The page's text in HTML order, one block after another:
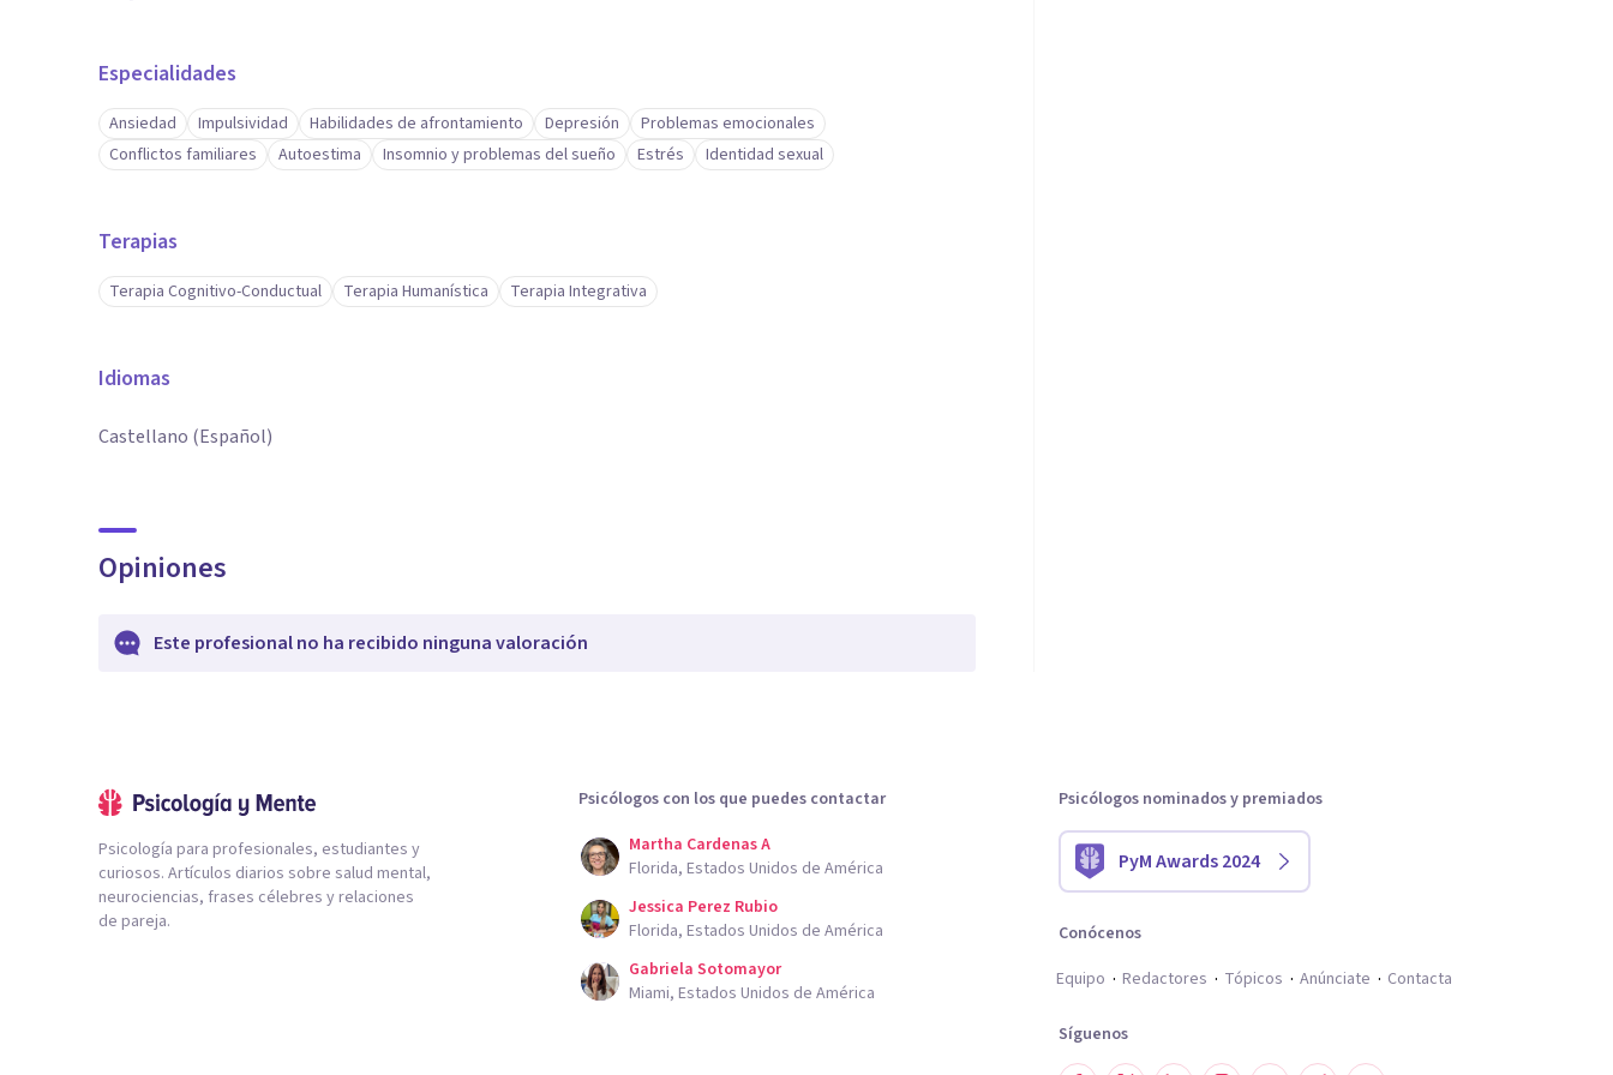
Especialidades
Ansiedad Impulsividad Habilidades de afrontamiento Depresión
Problemas emocionales
Conflictos familiares
Autoestima Insomnio y problemas del sueño Estrés Identidad sexual
Terapias
Terapia Cognitivo-Conductual Terapia Humanística Terapia Integrativa
Idiomas
Castellano (Español)
Opiniones
Este profesional no ha recibido ninguna valoración
Psicología para profesionales, estudiantes y
curiosos. Artículos diarios sobre salud mental,
neurociencias, frases célebres y relaciones
de pareja.
Psicólogos con los que puedes contactar
Martha Cardenas A
Florida, Estados Unidos de América
Jessica Perez Rubio
Florida, Estados Unidos de América
Gabriela Sotomayor
Miami, Estados Unidos de América
Psicólogos nominados y premiados
PyM Awards 2024
Conócenos
Equipo
Redactores Tópicos Anúnciate Contacta
Síguenos